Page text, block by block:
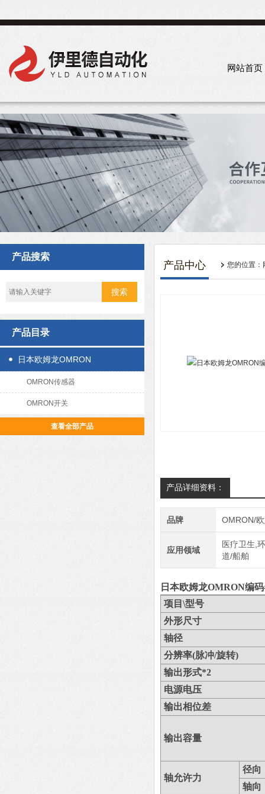
网站首页
产品搜索
产品目录
日本欧姆龙OMRON
OMRON传感器
OMRON开关
查看全部产品
产品中心 您的位置：
产品详细资料：
品牌 OMRON/
应用领域
医疗卫生,
道/船舶
日本欧姆龙OMRON编
项目\型号
外形尺寸
轴径
分辨率(脉冲/旋转)
输出形式*2
电源电压
输出相位差
输出容量
轴允许力
径向
轴向